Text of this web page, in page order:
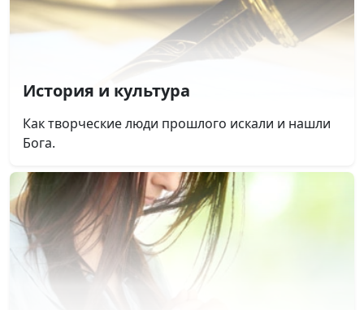
История и культура
Как творческие люди прошлого искали и нашли
Бога.